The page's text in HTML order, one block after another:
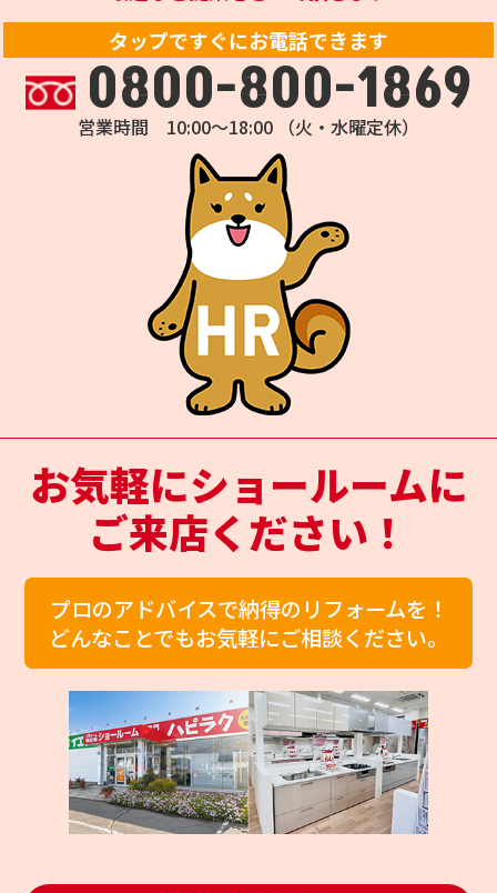
タップですぐにお電話できます
0800-800-1869
営業時間 10:00～18:00 （火・水曜定休）
お気軽にショールームに
ご来店ください！
プロのアドバイスで納得のリフォームを！
どんなことでもお気軽にご相談ください。